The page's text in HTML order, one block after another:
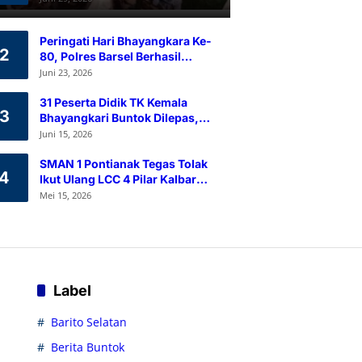
Ramah Lingkungan
2
Peringati Hari Bhayangkara Ke-
80, Polres Barsel Berhasil
Himpun 80 Kantong Darah
Juni 23, 2026
3
31 Peserta Didik TK Kemala
Bhayangkari Buntok Dilepas,
Kapolres Barsel Tekankan
Juni 15, 2026
4
SMAN 1 Pontianak Tegas Tolak
Ikut Ulang LCC 4 Pilar Kalbar
2026
Mei 15, 2026
Label
Barito Selatan
Berita Buntok